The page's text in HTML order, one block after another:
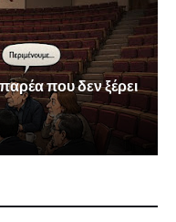
που δεν ξέρει